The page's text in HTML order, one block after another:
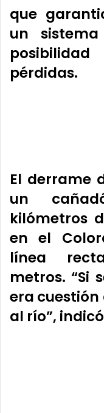
que
un
pérdidas.
El derrame
un
kilómetros
en el
línea
metros. “Si
era
al río”,